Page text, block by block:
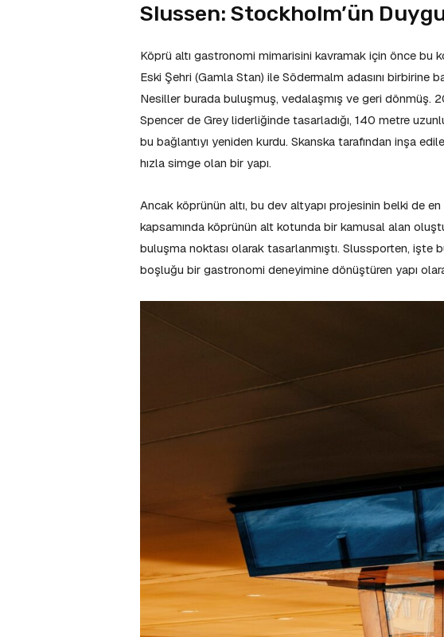
Slussen: Stockholm’ün
Köprü altı gastronomi mimarisini kavramak için önce bu
Eski Şehri (Gamla Stan) ile Södermalm adasını birbirine
Nesiller burada buluşmuş, vedalaşmış ve geri dönmüş.
Spencer de Grey liderliğinde tasarladığı, 140 metre
bu bağlantıyı yeniden kurdu. Skanska tarafından inşa
hızla simge olan bir yapı.
Ancak köprünün altı, bu dev altyapı projesinin belki de
kapsamında köprünün alt kotunda bir kamusal alan
buluşma noktası olarak tasarlanmıştı. Slussporten, işte
boşluğu bir gastronomi deneyimine dönüştüren yapı